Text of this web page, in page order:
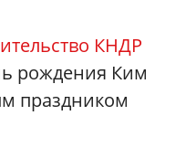
КНДР
рождения Ким
праздником